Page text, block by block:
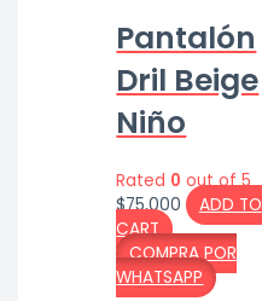
Pantalón
Dril Beige
Niño
Rated 0 out of 5
$75,000
ADD TO
CART
COMPRA POR
WHATSAPP